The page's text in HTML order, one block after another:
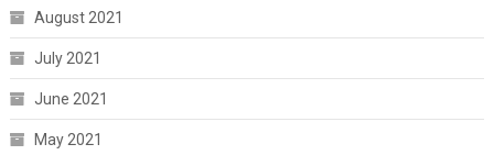
August 2021
July 2021
June 2021
May 2021